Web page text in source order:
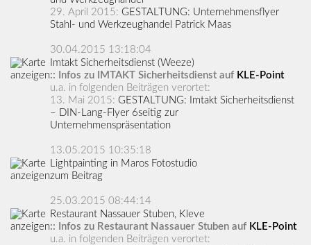
29. April 2015: GESTALTUNG: Unternehmensflyer
Stahl- und Werkzeughandel Patrick Maas
30.04.2015 13:18:04
Imtakt Sicherheitsdienst (Weeze)
:: Infos zu IMTAKT Sicherheitsdienst auf KLE-Point
u.a. in folgenden Beiträgen verortet:
13. Mai 2015: GESTALTUNG: Imtakt Sicherheitsdienst
– DIN-Lang-Flyer 6seitig zur
Unternehmenspräsentation
13.05.2015 10:35:18
Lightpainting in Maros Fotostudio
zum Beitrag
25.03.2015 08:44:14
Restaurant Nassauer Stuben, Kleve
:: Infos zu Restaurant Nassauer Stuben auf KLE-Point
u.a. in folgenden Beiträgen verortet: